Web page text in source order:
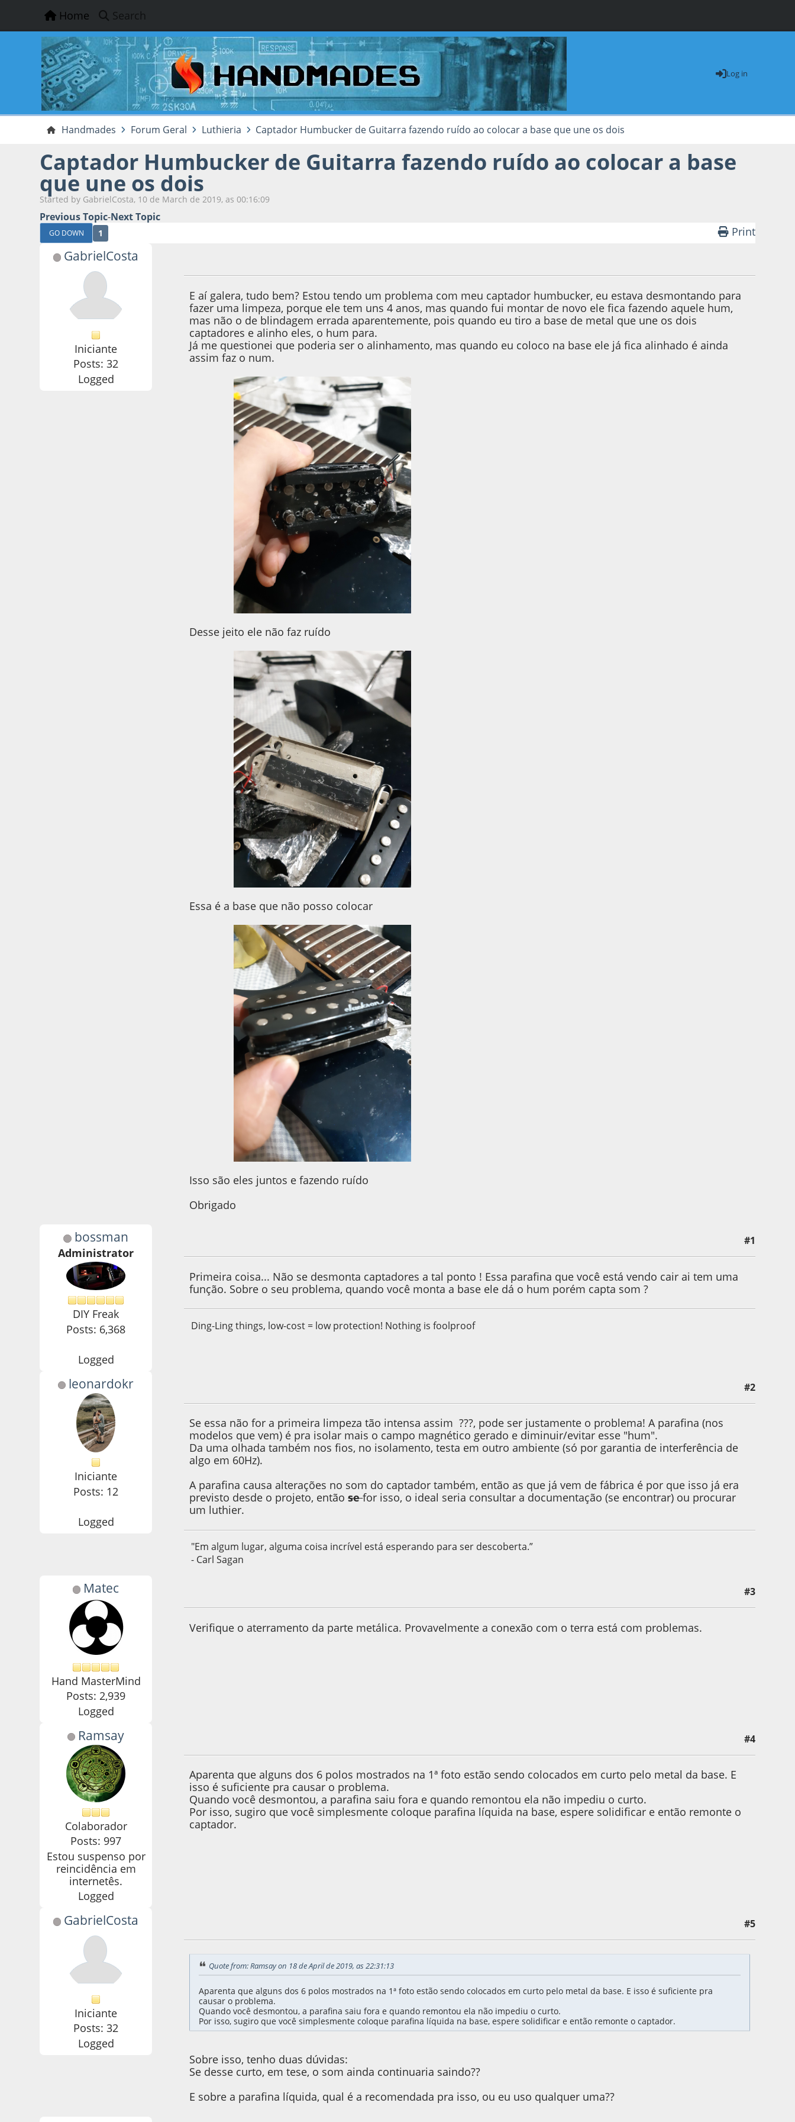
Home Search
Log in
Handmades Forum Geral Luthieria Captador Humbucker de Guitarra fazendo ruído ao colocar a base que une os dois
Captador Humbucker de Guitarra fazendo ruído ao colocar a base
que une os dois
Started by GabrielCosta, 10 de March de 2019, as 00:16:09
Previous Topic-Next Topic
GO DOWN 1 Print
GabrielCosta
Iniciante
Posts: 32
Logged
E aí galera, tudo bem? Estou tendo um problema com meu captador humbucker, eu estava desmontando para
fazer uma limpeza, porque ele tem uns 4 anos, mas quando fui montar de novo ele fica fazendo aquele hum,
mas não o de blindagem errada aparentemente, pois quando eu tiro a base de metal que une os dois
captadores e alinho eles, o hum para.
Já me questionei que poderia ser o alinhamento, mas quando eu coloco na base ele já fica alinhado é ainda
assim faz o num.
Desse jeito ele não faz ruído
Essa é a base que não posso colocar
Isso são eles juntos e fazendo ruído
Obrigado
bossman
Administrator
DIY Freak
Posts: 6,368
Logged
#1
Primeira coisa... Não se desmonta captadores a tal ponto ! Essa parafina que você está vendo cair ai tem uma
função. Sobre o seu problema, quando você monta a base ele dá o hum porém capta som ?
Ding-Ling things, low-cost = low protection! Nothing is foolproof
leonardokr
Iniciante
Posts: 12
Logged
#2
Se essa não for a primeira limpeza tão intensa assim ???, pode ser justamente o problema! A parafina (nos
modelos que vem) é pra isolar mais o campo magnético gerado e diminuir/evitar esse "hum".
Da uma olhada também nos fios, no isolamento, testa em outro ambiente (só por garantia de interferência de
algo em 60Hz).
A parafina causa alterações no som do captador também, então as que já vem de fábrica é por que isso já era
previsto desde o projeto, entãose for isso, o ideal seria consultar a documentação (se encontrar) ou procurar
um luthier.
"Em algum lugar, alguma coisa incrível está esperando para ser descoberta.”
- Carl Sagan
Matec
Hand MasterMind
Posts: 2,939
Logged
#3
Verifique o aterramento da parte metálica. Provavelmente a conexão com o terra está com problemas.
Ramsay
Colaborador
Posts: 997
Estou suspenso por
reincidência em
internetês.
Logged
#4
Aparenta que alguns dos 6 polos mostrados na 1ª foto estão sendo colocados em curto pelo metal da base. E
isso é suficiente pra causar o problema.
Quando você desmontou, a parafina saiu fora e quando remontou ela não impediu o curto.
Por isso, sugiro que você simplesmente coloque parafina líquida na base, espere solidificar e então remonte o
captador.
GabrielCosta
Iniciante
Posts: 32
Logged
#5
Quote from: Ramsay on 18 de April de 2019, as 22:31:13
Aparenta que alguns dos 6 polos mostrados na 1ª foto estão sendo colocados em curto pelo metal da base. E isso é suficiente pra
causar o problema.
Quando você desmontou, a parafina saiu fora e quando remontou ela não impediu o curto.
Por isso, sugiro que você simplesmente coloque parafina líquida na base, espere solidificar e então remonte o captador.
Sobre isso, tenho duas dúvidas:
Se desse curto, em tese, o som ainda continuaria saindo??
E sobre a parafina líquida, qual é a recomendada pra isso, ou eu uso qualquer uma??